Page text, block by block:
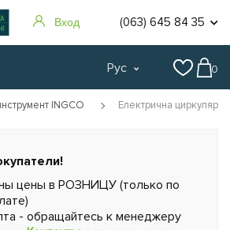
Вход (063) 645 84 35
Рус 0
INGCO Електрична
цены в РОЗНИЦУ (только по
- обращайтесь к менеджеру